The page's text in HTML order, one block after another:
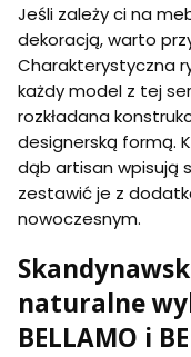
Jeśli zależy ci na
dekoracją, warto
Charakterystyczna
każdy model z tej
rozkładana
designerską formą.
dąb artisan wpisują
zestawić je z
nowoczesnym.
naturalne
BELLAMO i